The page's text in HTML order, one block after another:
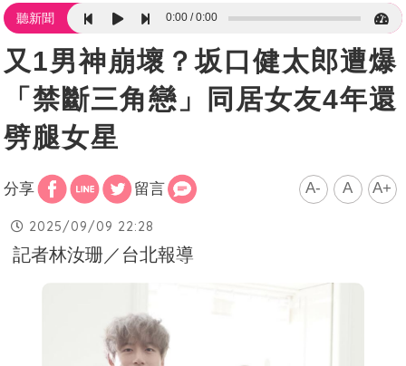
聽新聞 0:00 0:00
又1男神崩壞？坂口健太郎遭爆
「禁斷三角戀」同居女友4年還
劈腿女星
分享 留言 A- A A+
2025/09/09 22:28
記者林汝珊／台北報導